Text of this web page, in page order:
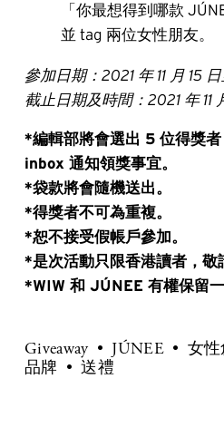
「你最想得到哪款
並 tag 兩位女性朋友。
參加日期：2021 年 11 月 15
截止日期及時間：2021 年 11
*編輯部將會選出 5 位得獎
inbox 通知領獎事宜。
*袋款將會隨機送出。
*得獎者不可為重複。
*恕不接受假帳戶參加。
*是次活動只限香港讀者，敬
*WIW 和 JÚNEE 有權保留
Giveaway JÚNEE 女
品牌
送禮